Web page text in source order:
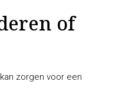
of
zorgen voor een